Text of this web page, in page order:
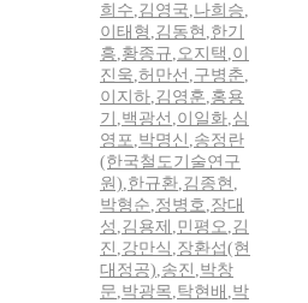
희수,김영국,나희승,
이태형 ,김동현 ,한기
흥,황종규,오지택 ,이
진욱,허만선 ,구병춘,
이지하,김영훈,홍용
기 ,백광선 ,이일화,심
영포,박명신 ,송정란
(한국철도기술연구
원),한규환,김종현 ,
박형순,정병호,장대
성 ,김용제 ,민평오,김
진 ,강만식 ,장환섭(현
대정공),송진 ,박창
문,박광목,탁현배 ,박